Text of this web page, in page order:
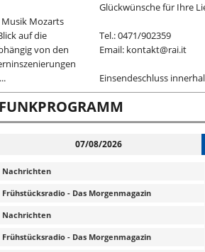
Mozarts
auf die
von den
Glückwünsche für Ihre
Tel.: 0471/902359
Email: kontakt@rai.it
Einsendeschluss
07/08/2026
Nachrichten
Frühstücksradio - Das Morgenmagazin
Nachrichten
Frühstücksradio - Das Morgenmagazin